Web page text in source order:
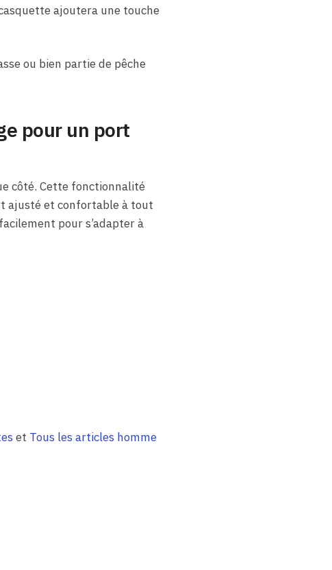
ajoutera une touche
ou bien partie de pêche
pour un port
côté. Cette fonctionnalité
ajusté et confortable à tout
pour s’adapter à
et Tous les articles homme